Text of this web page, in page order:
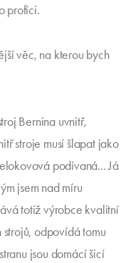
profíci.
věc, na kterou bych
Bernina uvnitř,
stroje musí šlapat jako
podívaná... Já
jsem nad míru
totiž výrobce kvalitní
odpovídá tomu
jsou domácí šicí